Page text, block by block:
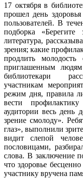
17 октября в
прошел день
пользователей. В
подборка «Берегите
литература,
зрения; какие
продлить
приглашенным
библиотекари
участникам
режим дня, правила
вести
аудитории весь день
зрение смолоду».
глаз», выполнили
видит слепой
пословицами,
слова. В заключение
что здоровье
участнику вручена